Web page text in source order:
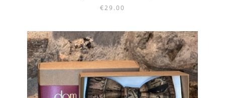
€29.00